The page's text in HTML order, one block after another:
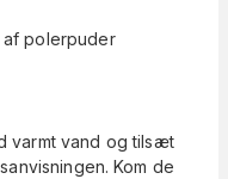
af polerpuder
varmt vand og tilsæt
Kom de